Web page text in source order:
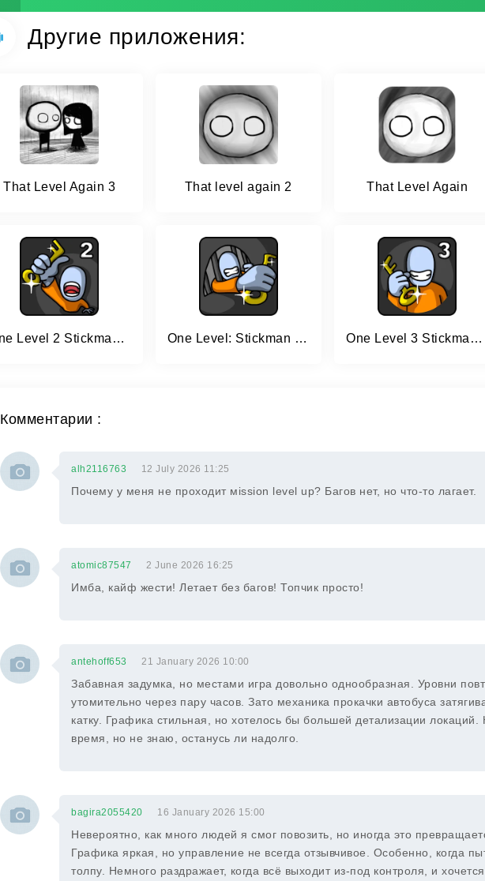
Другие приложения:
That Level Again 3 That level again 2 That Level Again
One Level 2 Stickman Jailbreak One Level: Stickman Jailbreak One Level 3 Stickman Jailbreak
Комментарии :
alh2116763 12 July 2026 11:25
Почему у меня не проходит мission level up? Багов нет, но что-то лагает.
atomic87547 2 June 2026 16:25
Имба, кайф жести! Летает без багов! Топчик просто!
antehoff653 21 January 2026 10:00
Забавная задумка, но местами игра довольно однообразная. Уровни
утомительно через пару часов. Зато механика прокачки автобуса
катку. Графика стильная, но хотелось бы большей детализации локаций.
время, но не знаю, останусь ли надолго.
bagira2055420 16 January 2026 15:00
Невероятно, как много людей я смог повозить, но иногда это
Графика яркая, но управление не всегда отзывчивое. Особенно, когда
толпу. Немного раздражает, когда всё выходит из-под контроля, и